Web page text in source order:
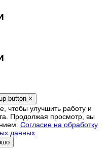
×
чтобы улучшить работу и
Продолжая просмотр, вы
Согласие на обработку
данных